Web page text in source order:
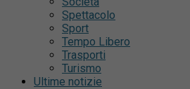
Spettacolo
Sport
Tempo Libero
Trasporti
Turismo
Ultime notizie